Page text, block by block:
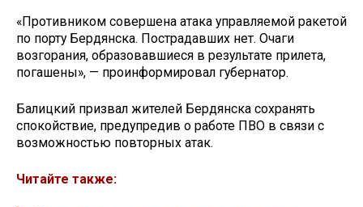
«Противником совершена атака управляемой ракетой
по порту Бердянска. Пострадавших нет. Очаги
возгорания, образовавшиеся в результате прилета,
погашены», — проинформировал губернатор.
Балицкий призвал жителей Бердянска сохранять
спокойствие, предупредив о работе ПВО в связи с
возможностью повторных атак.
Читайте также: